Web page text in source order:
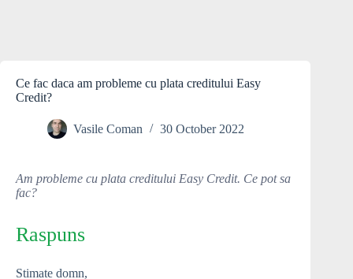
Ce fac daca am probleme cu plata creditului Easy
Credit?
Vasile Coman 30 October 2022
Am probleme cu plata creditului Easy Credit. Ce pot sa
fac?
Raspuns
Stimate domn,